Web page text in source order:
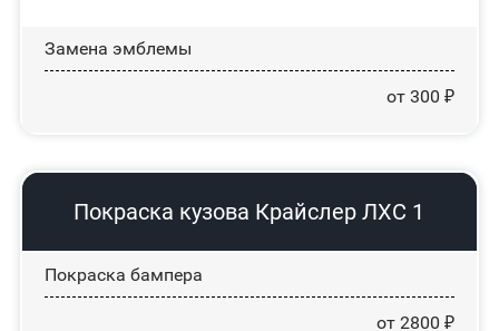
Замена эмблемы
от 300 ₽
Покраска кузова Крайслер ЛХС 1
Покраска бампера
от 2800 ₽